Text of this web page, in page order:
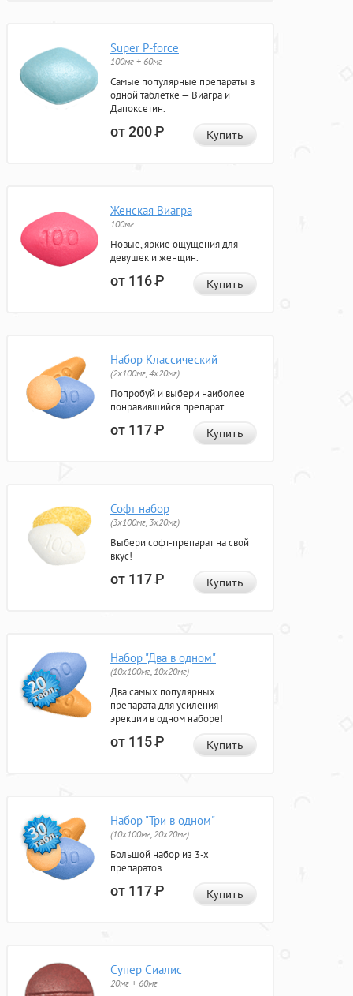
Super P-force
100мг + 60мг
Самые популярные препараты в
одной таблетке — Виагра и
Дапоксетин.
от 200Р Купить
Женская Виагра
100мг
Новые, яркие ощущения для
девушек и женщин.
от 116Р Купить
Набор Классический
(2x100мг, 4x20мг)
Попробуй и выбери наиболее
понравившийся препарат.
от 117Р Купить
Софт набор
(3x100мг, 3x20мг)
Выбери софт-препарат на свой
вкус!
от 117Р Купить
Набор "Два в одном"
(10x100мг, 10x20мг)
Два самых популярных
препарата для усиления
эрекции в одном наборе!
от 115Р Купить
Набор "Три в одном"
(10x100мг, 20x20мг)
Большой набор из 3-х
препаратов.
от 117Р Купить
Супер Сиалис
20мг + 60мг